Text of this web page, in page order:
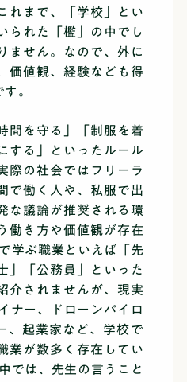
れまで、「学校」とい
られた「檻」の中でし
ません。なので、外に
価値観、経験なども得
。
間を守る」「制服を着
する」といったルール
際の社会ではフリーラ
で働く人や、私服で出
な議論が推奨される環
働き方や価値観が存在
学ぶ職業といえば「先
」「公務員」といった
介されませんが、現実
ナー、ドローンパイロ
、起業家など、学校で
業が数多く存在してい
では、先生の言うこと